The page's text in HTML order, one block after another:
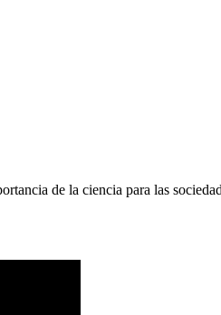
de la ciencia para las